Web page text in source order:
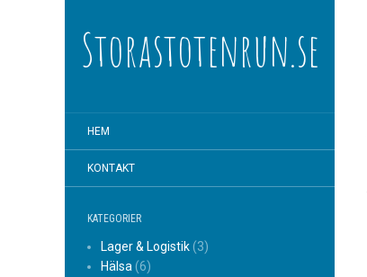
Storastotenrun.se
HEM
KONTAKT
KATEGORIER
Lager & Logistik(3)
Hälsa (6)